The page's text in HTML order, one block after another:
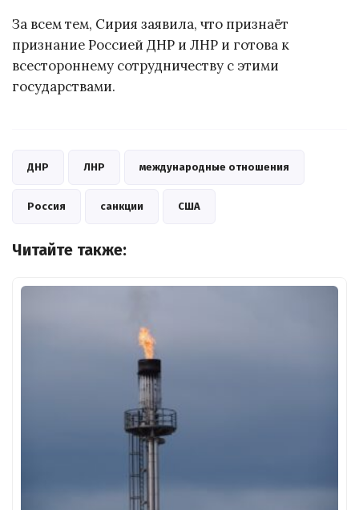
За всем тем, Сирия заявила, что признаёт
признание Россией ДНР и ЛНР и готова к
всестороннему сотрудничеству с этими
государствами.
ДНР ЛНР международные отношения
Россия санкции США
Читайте также: